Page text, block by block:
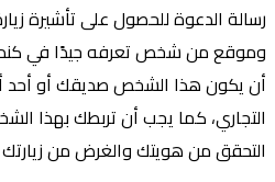
رسالة الدعوة للحصول على تأشيرة
وموقع من شخص تعرفه جيدًا في كندا
أن يكون هذا الشخص صديقك أو أحد
التجاري، كما يجب أن تربطك بهذا
التحقق من هويتك والغرض من زيارتك